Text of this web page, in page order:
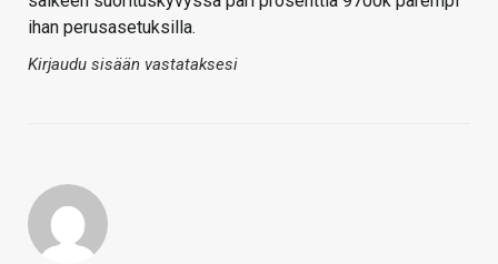
ihan perusasetuksilla.
Kirjaudu sisään vastataksesi